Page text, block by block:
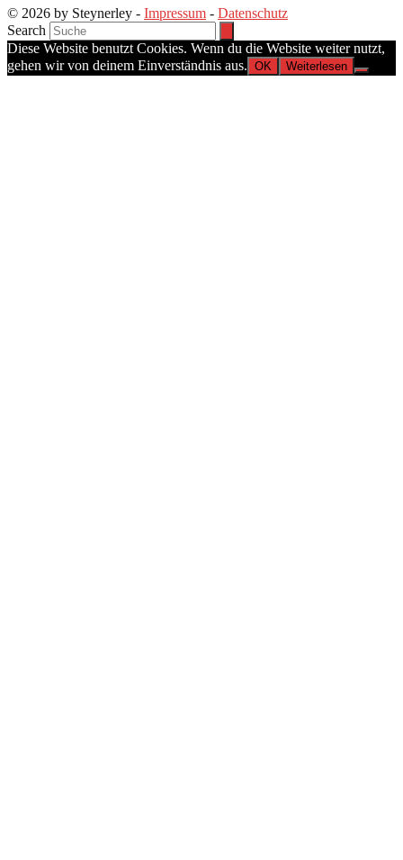
© 2026 by Steynerley - Impressum - Datenschutz
Search
Diese Website benutzt Cookies. Wenn du die Website weiter nutzt,
gehen wir von deinem Einverständnis aus. OK Weiterlesen